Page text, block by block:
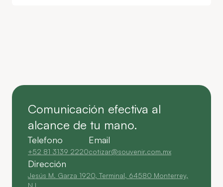
Comunicación efectiva al
alcance de tu mano.
Telefono
+52 81 3139 2220
Email
cotizar@souvenir.com.mx
Dirección
Jesús M. Garza 1920, Terminal, 64580 Monterrey,
N.L.